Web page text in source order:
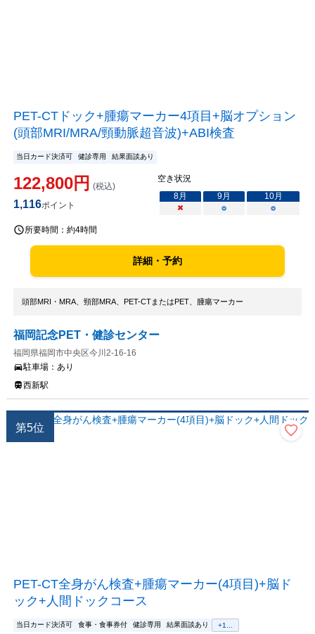
PET-CTドック+腫瘍マーカー4項目+脳オプション
(頭部MRI/MRA/頸動脈超音波)+ABI検査
当日カード決済可 健診専用 結果面談あり
122,800円 (税込)
1,116ポイント
空き状況
8月 9月 10月
×
○ ○
所要時間： 約4時間
詳細・予約
頭部MRI・MRA、頸部MRA、PET-CTまたはPET、腫瘍マーカー
福岡記念PET・健診センター
福岡県福岡市中央区今川2-16-16
駐車場： あり
西新駅
第5位
PET-CT全身がん検査+腫瘍マーカー(4項目)+脳ド
ック+人間ドックコース
当日カード決済可 食事・食事券付 健診専用 結果面談あり +1...